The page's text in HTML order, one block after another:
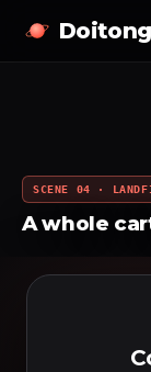
Doitong
SCENE 04 ·
A whole